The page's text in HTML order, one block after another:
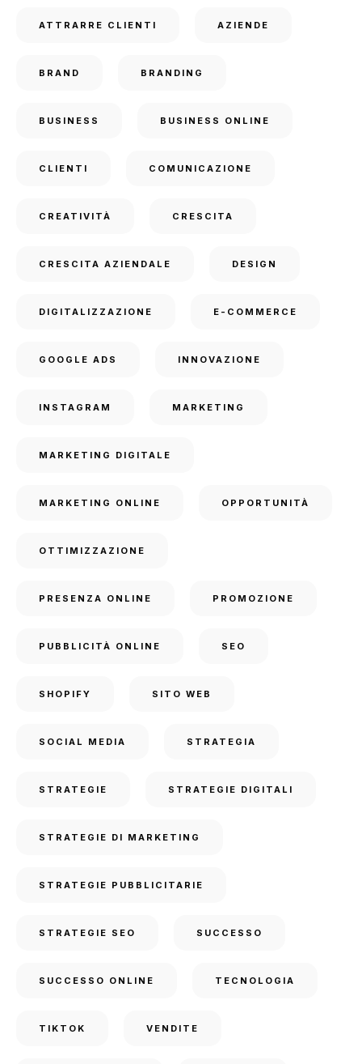
ATTRARRE CLIENTI AZIENDE
BRAND BRANDING
BUSINESS BUSINESS ONLINE
CLIENTI COMUNICAZIONE
CREATIVITÀ CRESCITA
CRESCITA AZIENDALE DESIGN
DIGITALIZZAZIONE E-COMMERCE
GOOGLE ADS INNOVAZIONE
INSTAGRAM MARKETING
MARKETING DIGITALE
MARKETING ONLINE OPPORTUNITÀ
OTTIMIZZAZIONE
PRESENZA ONLINE PROMOZIONE
PUBBLICITÀ ONLINE SEO
SHOPIFY SITO WEB
SOCIAL MEDIA STRATEGIA
STRATEGIE STRATEGIE DIGITALI
STRATEGIE DI MARKETING
STRATEGIE PUBBLICITARIE
STRATEGIE SEO SUCCESSO
SUCCESSO ONLINE TECNOLOGIA
TIKTOK VENDITE